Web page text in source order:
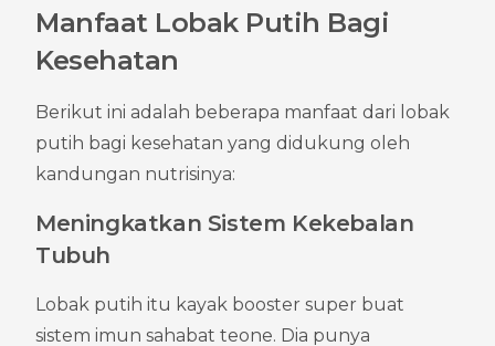
Manfaat Lobak Putih Bagi
Kesehatan
Berikut ini adalah beberapa manfaat dari lobak
putih bagi kesehatan yang didukung oleh
kandungan nutrisinya:
Meningkatkan Sistem Kekebalan
Tubuh
Lobak putih itu kayak booster super buat
sistem imun sahabat teone. Dia punya